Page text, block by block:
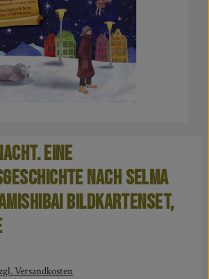
Eine
nach Selma
Bildkartenset,
Versandkosten